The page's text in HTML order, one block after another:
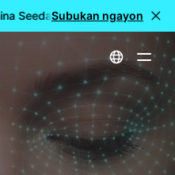
Seedance 2.5 🎉 LIVE
Subukan ngayon